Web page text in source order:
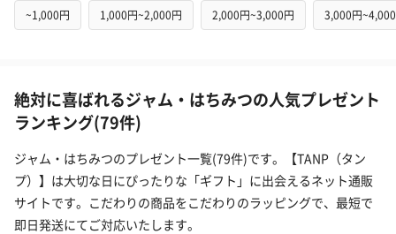
~1,000円 1,000円~2,000円 2,000円~3,000円 3,000円
絶対に喜ばれるジャム・はちみつの人気プレゼント
ランキング(79件)
ジャム・はちみつのプレゼント一覧(79件)です。【TANP（タン
プ）】は大切な日にぴったりな「ギフト」に出会えるネット通販
サイトです。こだわりの商品をこだわりのラッピングで、最短で
即日発送にてご対応いたします。